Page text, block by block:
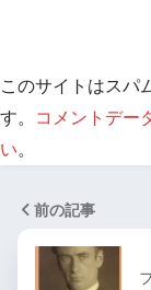
このサイトはスパ
す。
コメントデー
い。
前の記事